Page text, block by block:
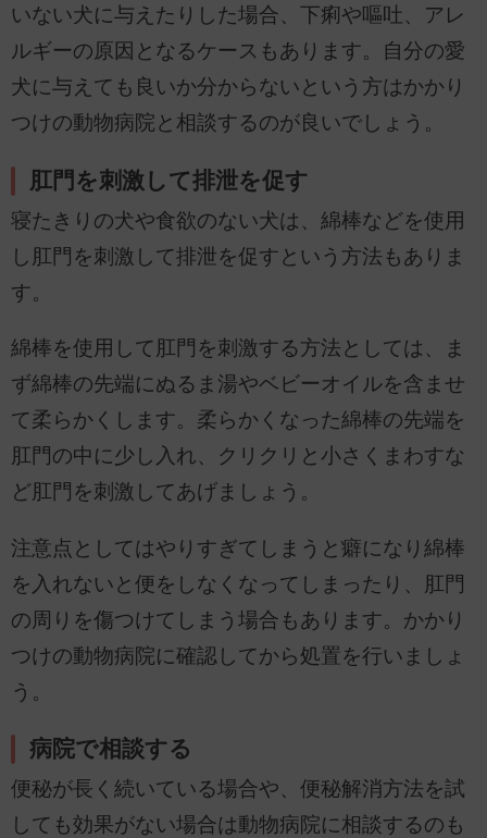
いない犬に与えたりした場合、下痢や嘔吐、アレ
ルギーの原因となるケースもあります。自分の愛
犬に与えても良いか分からないという方はかかり
つけの動物病院と相談するのが良いでしょう。
肛門を刺激して排泄を促す
寝たきりの犬や食欲のない犬は、綿棒などを使用
し肛門を刺激して排泄を促すという方法もありま
す。
綿棒を使用して肛門を刺激する方法としては、ま
ず綿棒の先端にぬるま湯やベビーオイルを含ませ
て柔らかくします。柔らかくなった綿棒の先端を
肛門の中に少し入れ、クリクリと小さくまわすな
ど肛門を刺激してあげましょう。
注意点としてはやりすぎてしまうと癖になり綿棒
を入れないと便をしなくなってしまったり、肛門
の周りを傷つけてしまう場合もあります。かかり
つけの動物病院に確認してから処置を行いましょ
う。
病院で相談する
便秘が長く続いている場合や、便秘解消方法を試
しても効果がない場合は動物病院に相談するのも